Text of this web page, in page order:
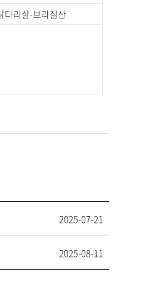
다리살-브라질산
2025-07-21
2025-08-11